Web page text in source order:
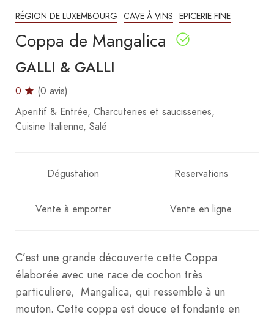
RÉGION DE LUXEMBOURG CAVE À VINS EPICERIE FINE
Coppa de Mangalica
GALLI & GALLI
0
(0 avis)
Aperitif & Entrée Charcuteries et saucisseries
Cuisine Italienne Salé
Dégustation Reservations
Vente à emporter Vente en ligne
C’est une grande découverte cette Coppa
élaborée avec une race de cochon très
particuliere, Mangalica, qui ressemble à un
mouton. Cette coppa est douce et fondante en